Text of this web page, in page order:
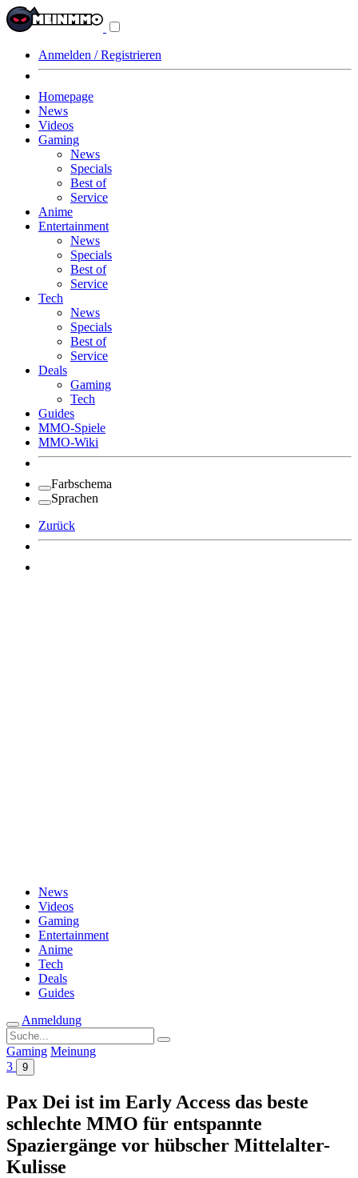
Anmelden / Registrieren
Homepage
News
Videos
Gaming
News
Specials
Best of
Service
Anime
Entertainment
News
Specials
Best of
Service
Tech
News
Specials
Best of
Service
Deals
Gaming
Tech
Guides
MMO-Spiele
MMO-Wiki
Farbschema
Sprachen
Zurück
News
Videos
Gaming
Entertainment
Anime
Tech
Deals
Guides
Anmeldung
Suche
nach:
Gaming Meinung
3
9
Pax Dei ist im Early Access das beste
schlechte MMO für entspannte
Spaziergänge vor hübscher Mittelalter-
Kulisse